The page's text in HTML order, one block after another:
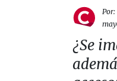
Por:
¿Se